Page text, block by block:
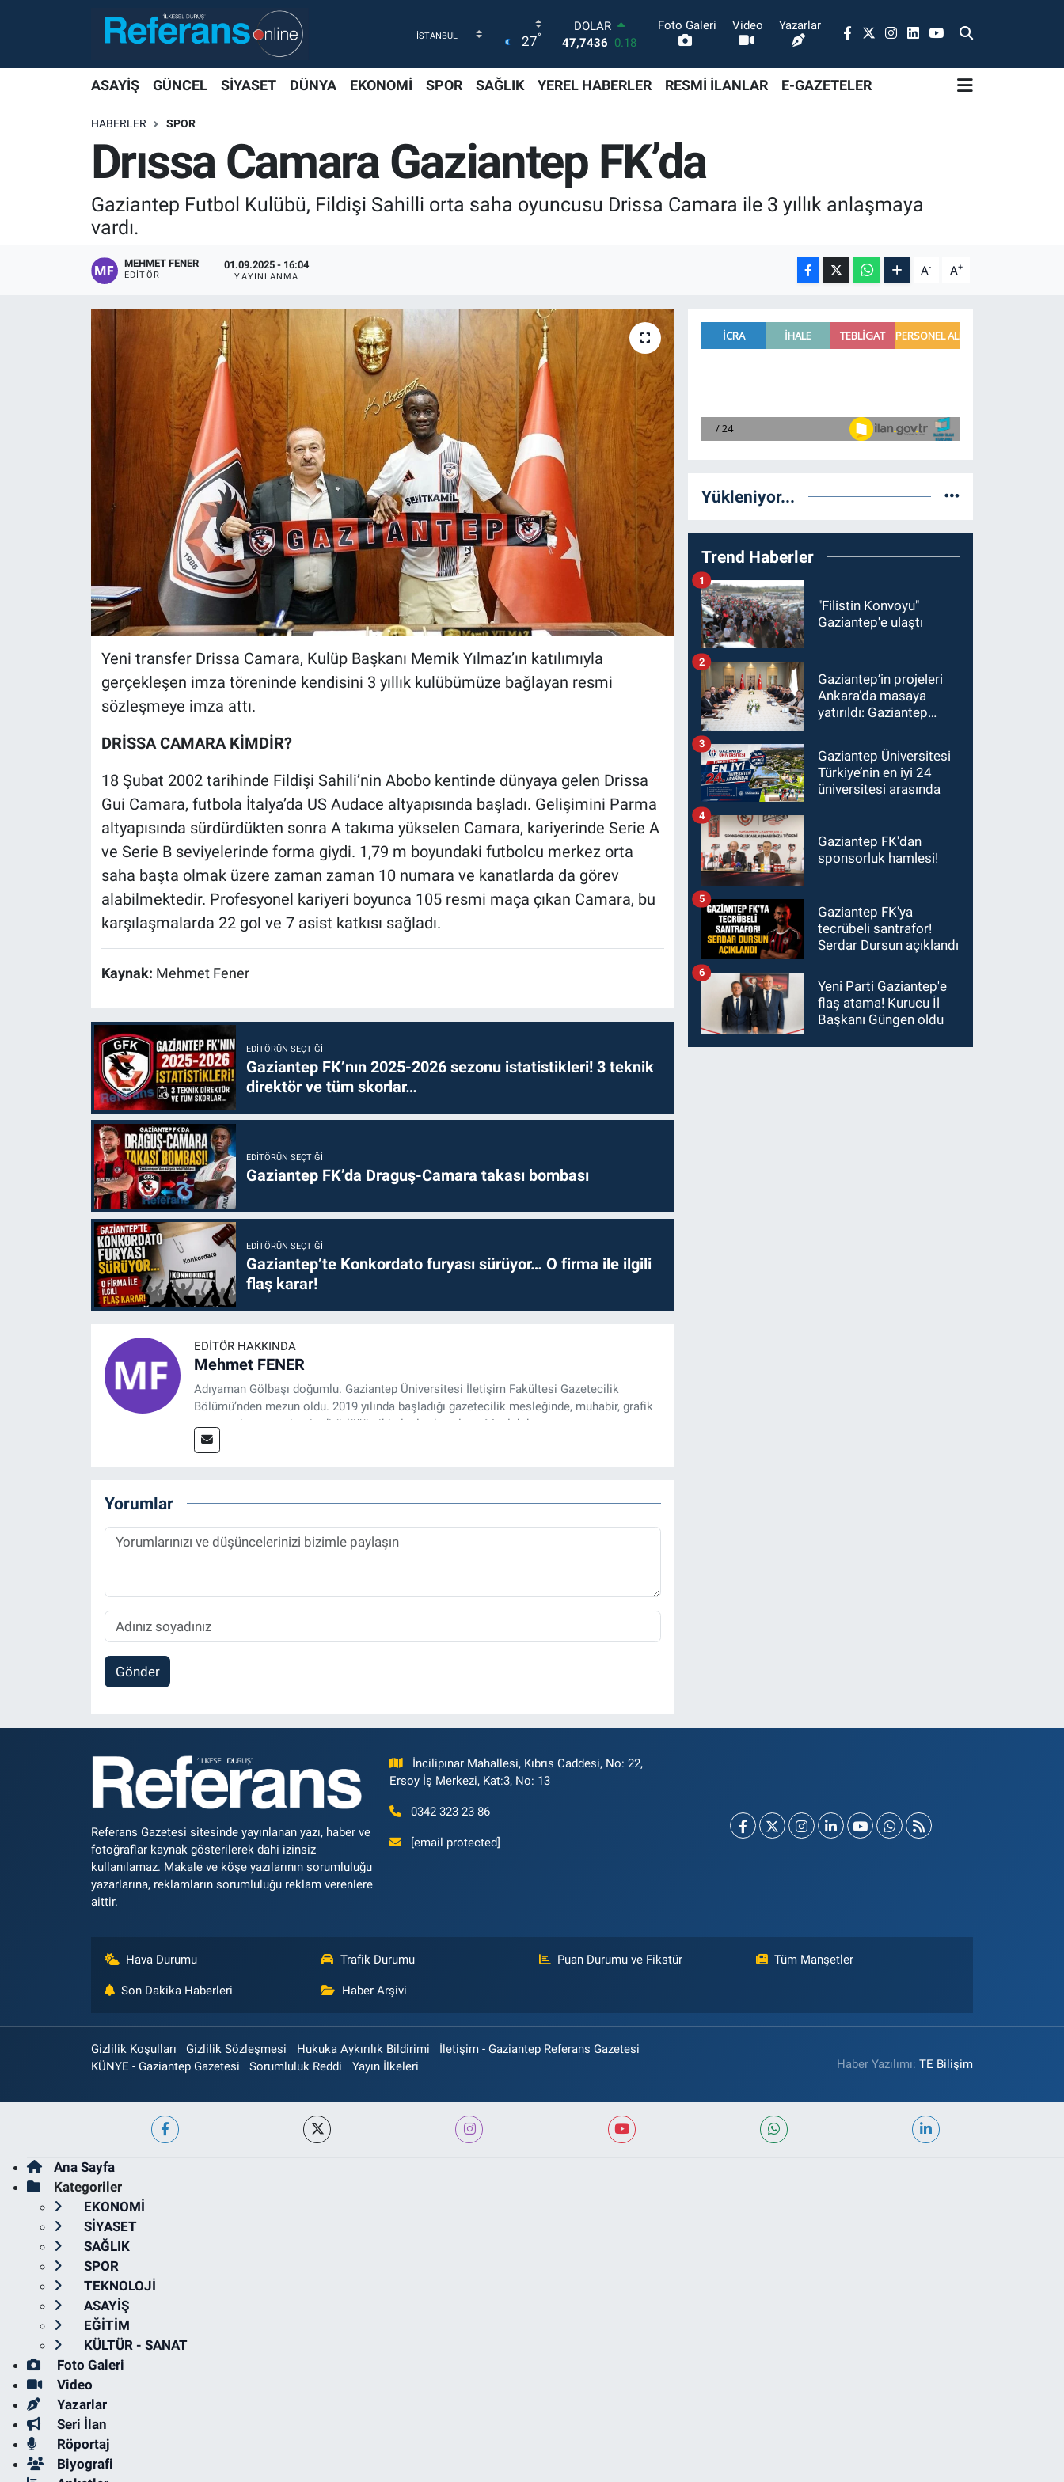
27°
DOLAR
47,7436 0.18
STERLİN
6660.55 0.03
BİST100
13.779
-14
BITCOIN
64.998,24 0.35
Foto Galeri Video Yazarlar
ASAYİŞ GÜNCEL SİYASET DÜNYA EKONOMİ SPOR SAĞLIK YEREL HABERLER RESMİ İLANLAR E-GAZETELER
HABERLER SPOR
Drıssa Camara Gaziantep FK’da
Gaziantep Futbol Kulübü, Fildişi Sahilli orta saha oyuncusu Drissa Camara ile 3 yıllık anlaşmaya
vardı.
MEHMET FENER
EDITÖR
01.09.2025 - 16:04
YAYINLANMA A- A+
Yeni transfer Drissa Camara, Kulüp Başkanı Memik Yılmaz’ın katılımıyla
gerçekleşen imza töreninde kendisini 3 yıllık kulübümüze bağlayan resmi
sözleşmeye imza attı.
DRİSSA CAMARA KİMDİR?
18 Şubat 2002 tarihinde Fildişi Sahili’nin Abobo kentinde dünyaya gelen Drissa
Gui Camara, futbola İtalya’da US Audace altyapısında başladı. Gelişimini Parma
altyapısında sürdürdükten sonra A takıma yükselen Camara, kariyerinde Serie A
ve Serie B seviyelerinde forma giydi. 1,79 m boyundaki futbolcu merkez orta
saha başta olmak üzere zaman zaman 10 numara ve kanatlarda da görev
alabilmektedir. Profesyonel kariyeri boyunca 105 resmi maça çıkan Camara, bu
karşılaşmalarda 22 gol ve 7 asist katkısı sağladı.
Kaynak: Mehmet Fener
EDITÖRÜN SEÇTIĞI
Gaziantep FK’nın 2025-2026 sezonu istatistikleri! 3 teknik
direktör ve tüm skorlar…
EDITÖRÜN SEÇTIĞI
Gaziantep FK’da Draguş-Camara takası bombası
EDITÖRÜN SEÇTIĞI
Gaziantep’te Konkordato furyası sürüyor… O firma ile ilgili
flaş karar!
EDITÖR HAKKINDA
Mehmet FENER
Adıyaman Gölbaşı doğumlu. Gaziantep Üniversitesi İletişim Fakültesi Gazetecilik
Bölümü’nden mezun oldu. 2019 yılında başladığı gazetecilik mesleğinde, muhabir, grafik
tasarım, internet sitesi editörlüğü gibi alanlarda çalıştı. Meslek hayatına
Referansgazetesi.com.tr’de yazı işleri müdürü ve “Güncel, Spor ve Teknolojiden Sorumlu
Yorumlar
Gönder
Yükleniyor...
Trend Haberler
"Filistin Konvoyu"
Gaziantep'e ulaştı
1
Gaziantep’in projeleri
Ankara’da masaya
yatırıldı: Gaziantep
Şimşek’e ziyaret!
2
Gaziantep Üniversitesi
Türkiye’nin en iyi 24
üniversitesi arasında
3
Gaziantep FK'dan
sponsorluk hamlesi!
4
Gaziantep FK'ya
tecrübeli santrafor!
Serdar Dursun açıklandı
5
Yeni Parti Gaziantep'e
flaş atama! Kurucu İl
Başkanı Güngen oldu
6
Referans Gazetesi sitesinde yayınlanan yazı, haber ve
fotoğraflar kaynak gösterilerek dahi izinsiz
kullanılamaz. Makale ve köşe yazılarının sorumluluğu
yazarlarına, reklamların sorumluluğu reklam verenlere
aittir.
İncilipınar Mahallesi, Kıbrıs Caddesi, No: 22,
Ersoy İş Merkezi, Kat:3, No: 13
0342 323 23 86
[email protected]
Hava Durumu Trafik Durumu Puan Durumu ve Fikstür Tüm Manşetler
Son Dakika Haberleri Haber Arşivi
Gizlilik Koşulları Gizlilik Sözleşmesi Hukuka Aykırılık Bildirimi
İletişim - Gaziantep Referans Gazetesi
KÜNYE - Gaziantep Gazetesi
Sorumluluk Reddi Yayın İlkeleri Haber Yazılımı:TE Bilişim
Ana Sayfa
Kategoriler
EKONOMİ
SİYASET
SAĞLIK
SPOR
TEKNOLOJİ
ASAYİŞ
EĞİTİM
KÜLTÜR - SANAT
Foto Galeri
Video
Yazarlar
Seri İlan
Röportaj
Biyografi